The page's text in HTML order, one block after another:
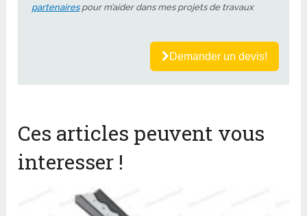
partenairespour m’aider dans mes projets de travaux
Demander un devis!
Ces articles peuvent vous
interesser !